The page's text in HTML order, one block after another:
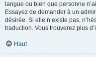
langue ou bien que personne
Essayez de demander à un
désirée. Si elle n’existe pas,
traduction. Vous trouverez plus
Haut